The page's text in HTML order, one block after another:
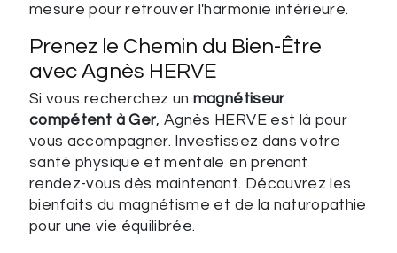
mesure pour retrouver l'harmonie intérieure.
Prenez le Chemin du Bien-Être
avec Agnès HERVE
Si vous recherchez un magnétiseur
compétent à Ger, Agnès HERVE est là pour
vous accompagner. Investissez dans votre
santé physique et mentale en prenant
rendez-vous dès maintenant. Découvrez les
bienfaits du magnétisme et de la naturopathie
pour une vie équilibrée.